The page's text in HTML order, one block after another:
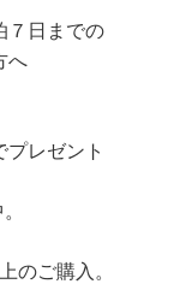
日までの
へ
レゼント
ご購入。